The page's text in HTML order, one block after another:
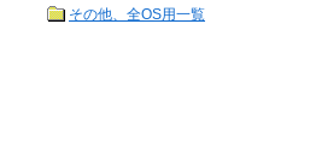
その他、全OS用一覧